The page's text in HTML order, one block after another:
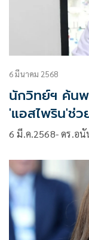
6 มีนาคม 2568
นักวิทย์ฯ ค้นพ
'แอสไพริน'ช่ว
6 มี.ค.2568- ดร.อ